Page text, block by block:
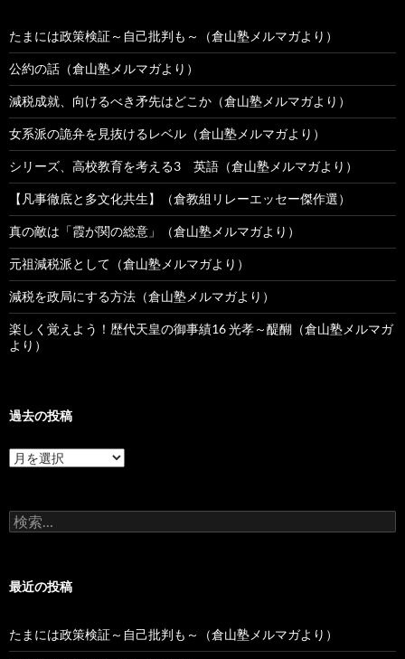
たまには政策検証～自己批判も～（倉山塾メルマガより）
公約の話（倉山塾メルマガより）
減税成就、向けるべき矛先はどこか（倉山塾メルマガより）
女系派の詭弁を見抜けるレベル（倉山塾メルマガより）
シリーズ、高校教育を考える3 英語（倉山塾メルマガより）
【凡事徹底と多文化共生】（倉教組リレーエッセー傑作選）
真の敵は「霞が関の総意」（倉山塾メルマガより）
元祖減税派として（倉山塾メルマガより）
減税を政局にする方法（倉山塾メルマガより）
楽しく覚えよう！歴代天皇の御事績16 光孝～醍醐（倉山塾メルマガ
より）
過去の投稿
過
去
稿
検
索:
最近の投稿
たまには政策検証～自己批判も～（倉山塾メルマガより）